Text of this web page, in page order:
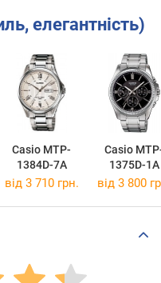
елегантність)
Casio MTP-
1384D-7A
Casio
1375D-1A
від 3 710 грн. від 3 800